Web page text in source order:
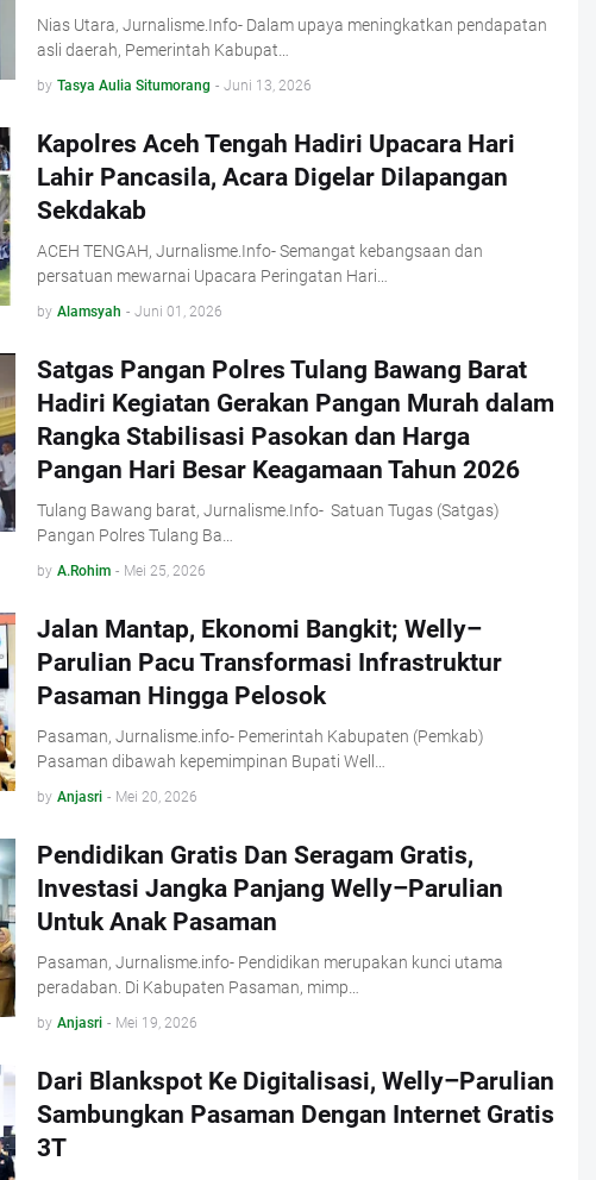
Nias Utara, Jurnalisme.Info- Dalam upaya meningkatkan pendapatan
asli daerah, Pemerintah Kabupat…
by Tasya Aulia Situmorang - Juni 13, 2026
Kapolres Aceh Tengah Hadiri Upacara Hari
Lahir Pancasila, Acara Digelar Dilapangan
Sekdakab
ACEH TENGAH, Jurnalisme.Info- Semangat kebangsaan dan
persatuan mewarnai Upacara Peringatan Hari…
by Alamsyah - Juni 01, 2026
Satgas Pangan Polres Tulang Bawang Barat
Hadiri Kegiatan Gerakan Pangan Murah dalam
Rangka Stabilisasi Pasokan dan Harga
Pangan Hari Besar Keagamaan Tahun 2026
Tulang Bawang barat, Jurnalisme.Info- Satuan Tugas (Satgas)
Pangan Polres Tulang Ba…
by A.Rohim - Mei 25, 2026
Jalan Mantap, Ekonomi Bangkit; Welly–
Parulian Pacu Transformasi Infrastruktur
Pasaman Hingga Pelosok
Pasaman, Jurnalisme.info- Pemerintah Kabupaten (Pemkab)
Pasaman dibawah kepemimpinan Bupati Well…
by Anjasri - Mei 20, 2026
Pendidikan Gratis Dan Seragam Gratis,
Investasi Jangka Panjang Welly–Parulian
Untuk Anak Pasaman
Pasaman, Jurnalisme.info- Pendidikan merupakan kunci utama
peradaban. Di Kabupaten Pasaman, mimp…
by Anjasri - Mei 19, 2026
Dari Blankspot Ke Digitalisasi, Welly–Parulian
Sambungkan Pasaman Dengan Internet Gratis
3T